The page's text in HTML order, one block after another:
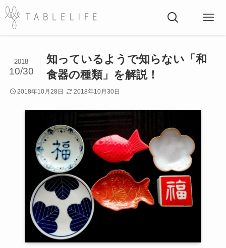
知っているようで知らない「和
食器の種類」を解説！
2018
10/30
2018年10月28日 2018年10月30日